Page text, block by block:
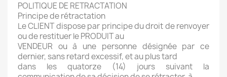
POLITIQUE DE RETRACTATION
Principe de rétractation
Le CLIENT dispose par principe du droit de renvoyer
ou de restituer le PRODUIT au
VENDEUR ou à une personne désignée par ce
dernier, sans retard excessif, et au plus tard
dans les quatorze (14) jours suivant la